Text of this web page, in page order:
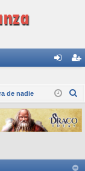
nti
fic
ar
ist
ra
rs
de nadie
s
c
r